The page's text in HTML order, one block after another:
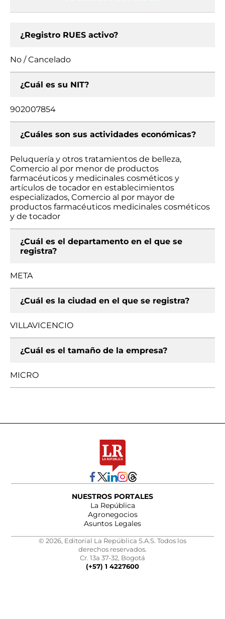
¿Registro RUES activo?
No / Cancelado
¿Cuál es su NIT?
902007854
¿Cuáles son sus actividades económicas?
Peluquería y otros tratamientos de belleza,
Comercio al por menor de productos
farmacéuticos y medicinales cosméticos y
artículos de tocador en establecimientos
especializados, Comercio al por mayor de
productos farmacéuticos medicinales cosméticos
y de tocador
¿Cuál es el departamento en el que se
registra?
META
¿Cuál es la ciudad en el que se registra?
VILLAVICENCIO
¿Cuál es el tamaño de la empresa?
MICRO
NUESTROS PORTALES
La República
Agronegocios
Asuntos Legales
© 2026, Editorial La República S.A.S. Todos los
derechos reservados.
Cr. 13a 37-32, Bogotá
(+57) 1 4227600